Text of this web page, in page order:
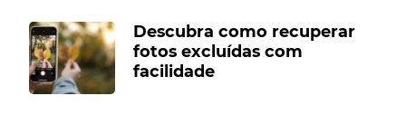
Descubra como recuperar
fotos excluídas com
facilidade